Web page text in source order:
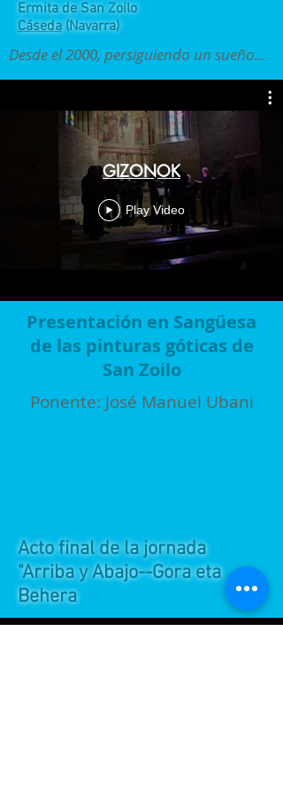
Ermita de San Zoilo
Cáseda(Navarra)
Desde el 2000, persiguiendo un sueño...
GIZONOK
Play Video
Presentación en Sangüesa
de las pinturas góticas de
San Zoilo
Ponente: José Manuel Ubani
Acto final de la jornada
"Arriba y Abajo--Gora eta
Behera